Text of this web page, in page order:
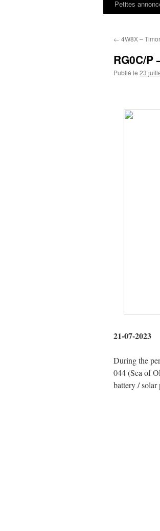
Petites
← 4W8X –
RG0C/P
Publié le 23
21-07-2023
During the
044 (Sea of
battery /